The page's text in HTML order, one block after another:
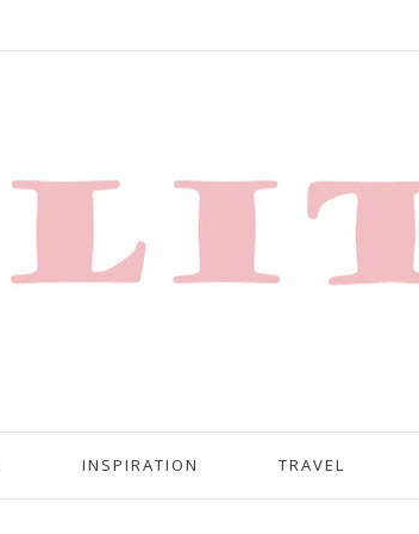
INSPIRATION TRAVEL